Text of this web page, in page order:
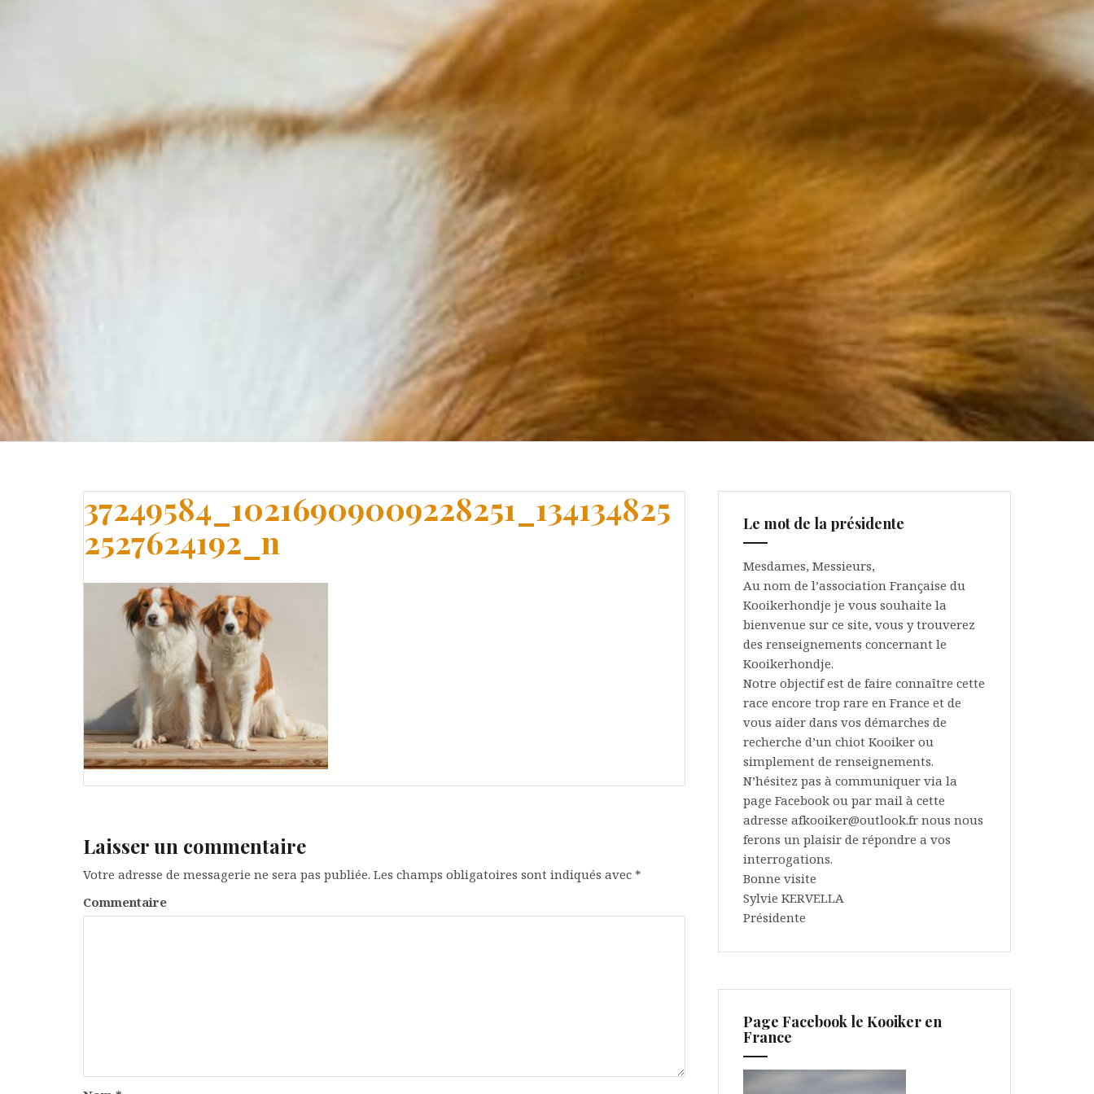
37249584_10216909009228251_134134825
2527624192_n
Laisser un commentaire
Votre adresse de messagerie ne sera pas publiée. Les champs obligatoires sont indiqués avec *
Commentaire
Le mot de la présidente
Mesdames, Messieurs,
Au nom de l’association Française du
Kooikerhondje je vous souhaite la
bienvenue sur ce site, vous y trouverez
des renseignements concernant le
Kooikerhondje.
Notre objectif est de faire connaître cette
race encore trop rare en France et de
vous aider dans vos démarches de
recherche d’un chiot Kooiker ou
simplement de renseignements.
N’hésitez pas à communiquer via la
page Facebook ou par mail à cette
adresse afkooiker@outlook.fr nous nous
ferons un plaisir de répondre a vos
interrogations.
Bonne visite
Sylvie KERVELLA
Présidente
Page Facebook le Kooiker en
France